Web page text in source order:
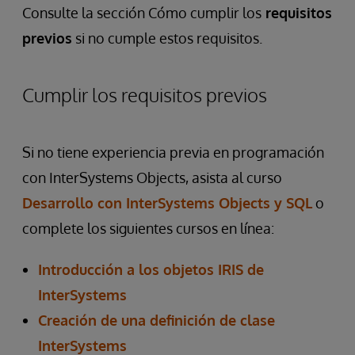
Consulte la sección Cómo cumplir los requisitos
previos si no cumple estos requisitos.
Cumplir los requisitos previos
Si no tiene experiencia previa en programación
con InterSystems Objects, asista al curso
Desarrollo con InterSystems Objects y SQL o
complete los siguientes cursos en línea:
Introducción a los objetos IRIS de
InterSystems
Creación de una definición de clase
InterSystems